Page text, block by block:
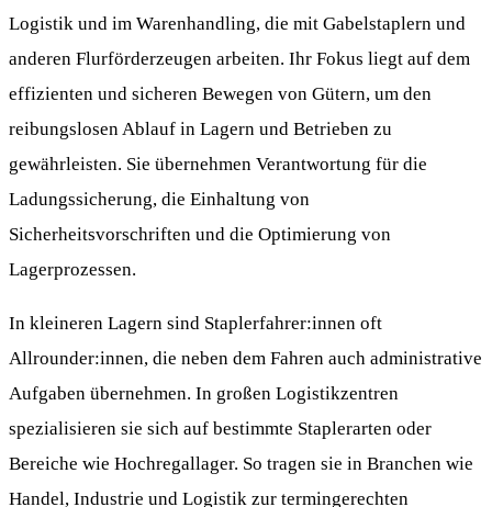
Logistik und im Warenhandling, die mit Gabelstaplern und
anderen Flurförderzeugen arbeiten. Ihr Fokus liegt auf dem
effizienten und sicheren Bewegen von Gütern, um den
reibungslosen Ablauf in Lagern und Betrieben zu
gewährleisten. Sie übernehmen Verantwortung für die
Ladungssicherung, die Einhaltung von
Sicherheitsvorschriften und die Optimierung von
Lagerprozessen.
In kleineren Lagern sind Staplerfahrer:innen oft
Allrounder:innen, die neben dem Fahren auch administrative
Aufgaben übernehmen. In großen Logistikzentren
spezialisieren sie sich auf bestimmte Staplerarten oder
Bereiche wie Hochregallager. So tragen sie in Branchen wie
Handel, Industrie und Logistik zur termingerechten